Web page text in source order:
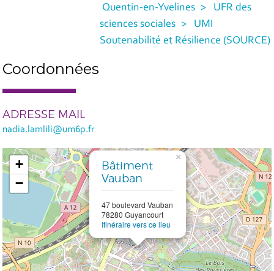
Quentin-en-Yvelines
UFR des
sciences sociales
UMI
Soutenabilité et Résilience (SOURCE)
Coordonnées
ADRESSE MAIL
nadia.lamlili@um6p.fr
Bâtiment
Vauban
47 boulevard Vauban
78280 Guyancourt
Itinéraire vers ce lieu
×
+
−